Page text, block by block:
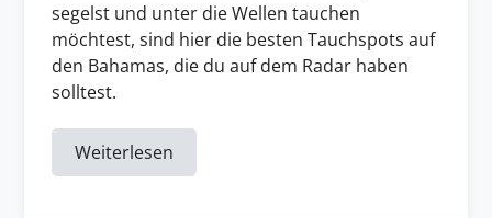
segelst und unter die Wellen tauchen
möchtest, sind hier die besten Tauchspots auf
den Bahamas, die du auf dem Radar haben
solltest.
Weiterlesen